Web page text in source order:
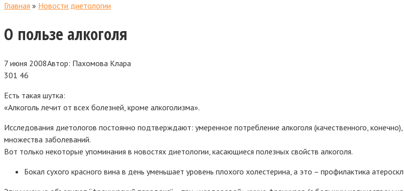
Главная » Новости диетологии
О пользе алкоголя
7 июня 2008Автор: Пахомова Клара
301 46
Есть такая шутка:
«Алкоголь лечит от всех болезней, кроме алкоголизма».
Исследования диетологов постоянно подтверждают: умеренное потребление алкоголя (качественного,
множества заболеваний.
Вот только некоторые упоминания в новостях диетологии, касающиеся полезных свойств алкоголя.
Бокал сухого красного вина в день уменьшает уровень плохого холестерина, а это – профилактика